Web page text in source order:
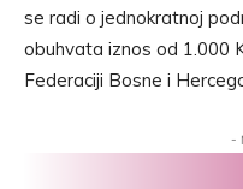
se radi o jednokratnoj
obuhvata iznos od 1.000
Federaciji Bosne i
-